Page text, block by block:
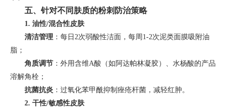
五、针对不同肤质的粉刺防治策略
1. 油性/混合性皮肤
清洁管理 ：每日2次弱酸性洁面，每周1-2次泥类面膜吸附油
脂；
角质调节 ：外用含维A酸（如阿达帕林凝胶）、水杨酸的产品
溶解角栓；
抗菌抗炎 ：过氧化苯甲酰抑制痤疮杆菌，减轻红肿。
2. 干性/敏感性皮肤